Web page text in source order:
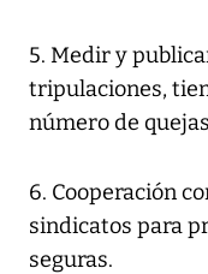
5. Medir y
tripulaciones,
número de
6. Cooperación
sindicatos para
seguras.